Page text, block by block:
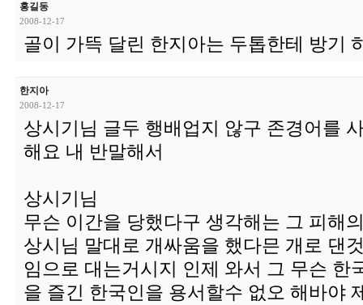
홍길동
2008-12-17
골이 가뜩 달린 한지아는 두톱한테 방기
한지아
2008-12-17
상시기님 글두 행배업지 않구 존경어를
해요 내 반말해서
상시기님
무슨 이간을 당했다구 생각해는 그 피해
상시님 말대로 개싸움을 했다믄 개로 댄
임으로 대는거시지 인제 와서 그 무슨 한
을 즐긴 한국인을 용서할수 없오 해바야